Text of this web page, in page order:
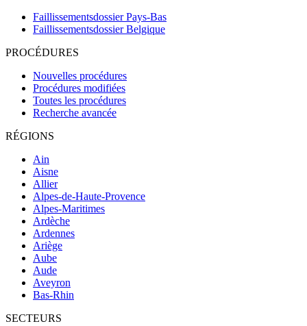
Faillissementsdossier Pays-Bas
Faillissementsdossier Belgique
PROCÉDURES
Nouvelles procédures
Procédures modifiées
Toutes les procédures
Recherche avancée
RÉGIONS
Ain
Aisne
Allier
Alpes-de-Haute-Provence
Alpes-Maritimes
Ardèche
Ardennes
Ariège
Aube
Aude
Aveyron
Bas-Rhin
SECTEURS